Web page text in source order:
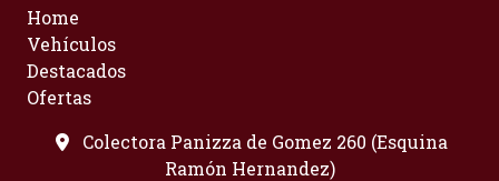
Home
Vehículos
Destacados
Ofertas
Colectora Panizza de Gomez 260 (Esquina
Ramón Hernandez)